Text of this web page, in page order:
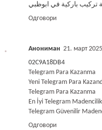
تركيب باركية في ابوظبي
Одговори
Анониман 21. март
02C9A18DB4
Telegram Para Kazanma
Yeni Telegram Para
Telegram Para Kazanma
En İyi Telegram
Telegram Güvenilir
Одговори